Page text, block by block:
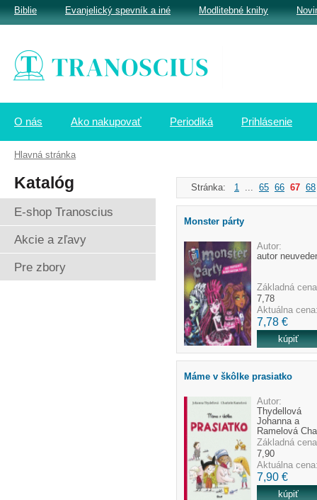
O nás Ako nakupovať Periodiká Prihlásenie
Stránka: 1 ... 65 66 67 68
Monster párty
Autor:
autor
Základná
7,78
Aktuálna
7,78 €
Máme v škôlke prasiatko
Autor:
Thydellová
Johanna a
Ramelová
Základná
7,90
Aktuálna
7,90 €
Katalóg
E-shop Tranoscius
Akcie a zľavy
Pre zbory
Biblie Evanjelický spevník a iné Modlitebné knihy
Hlavná stránka